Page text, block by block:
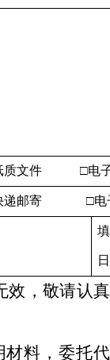
质文件 □电
递邮寄 □电
日
效，敬请认真
材料，委托代